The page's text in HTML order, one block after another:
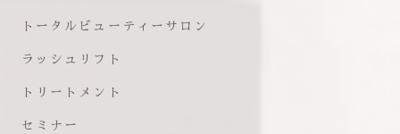
トータルビューティーサロン
ラッシュリフト
トリートメント
セミナー